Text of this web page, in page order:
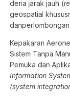
deria jarak jauh (
geospatial
danperlombongan.
Kepakaran
Sistem Tanpa
Pemuka dan
Information
(system